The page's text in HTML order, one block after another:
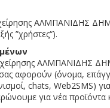
ΑΛΜΠΑΝΙΔΗΣ
”χρήστες“).
ΑΛΜΠΑΝΙΔΗΣ
αφορούν (όνομα,
chats, Web2SMS)
για νέα προϊόντα